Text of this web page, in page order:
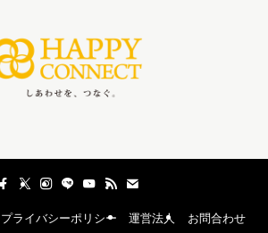
プライバシーポリシー 運営法人 お問合わせ